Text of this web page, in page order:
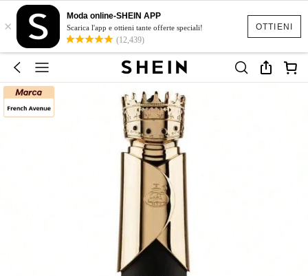
OTTIENI
×
Moda online-SHEIN APP
Scarica l'app e ottieni tante offerte speciali!
(12,439)